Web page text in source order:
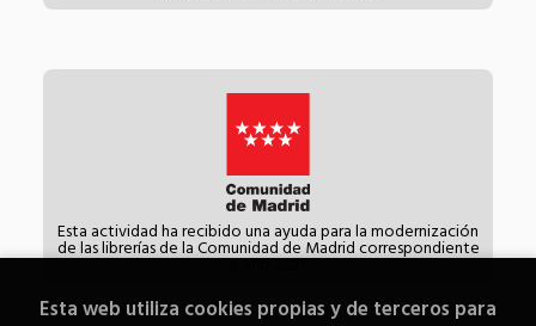
Esta actividad ha recibido una ayuda para la modernización
de las librerías de la Comunidad de Madrid correspondiente
al año 2021.
Esta web utiliza cookies propias y de terceros para